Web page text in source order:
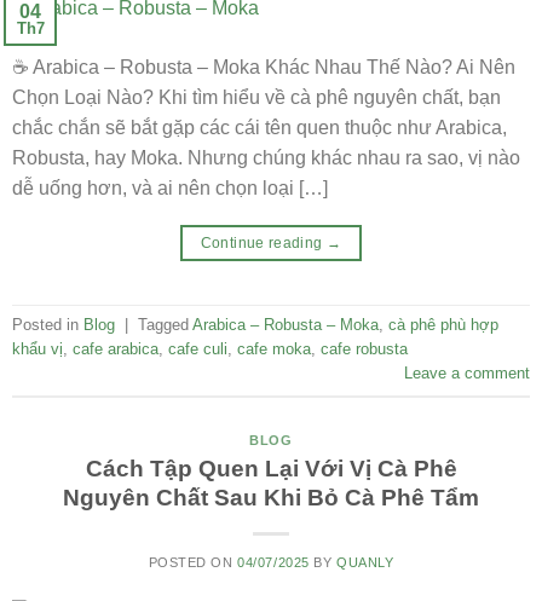
04
Th7
☕ Arabica – Robusta – Moka Khác Nhau Thế Nào? Ai Nên
Chọn Loại Nào? Khi tìm hiểu về cà phê nguyên chất, bạn
chắc chắn sẽ bắt gặp các cái tên quen thuộc như Arabica,
Robusta, hay Moka. Nhưng chúng khác nhau ra sao, vị nào
dễ uống hơn, và ai nên chọn loại […]
Continue reading →
Posted in Blog Tagged Arabica – Robusta – Moka, cà phê phù hợp
khẩu vị, cafe arabica, cafe culi, cafe moka, cafe robusta
Leave a comment
BLOG
Cách Tập Quen Lại Với Vị Cà Phê
Nguyên Chất Sau Khi Bỏ Cà Phê Tẩm
POSTED ON04/07/2025 BYQUANLY